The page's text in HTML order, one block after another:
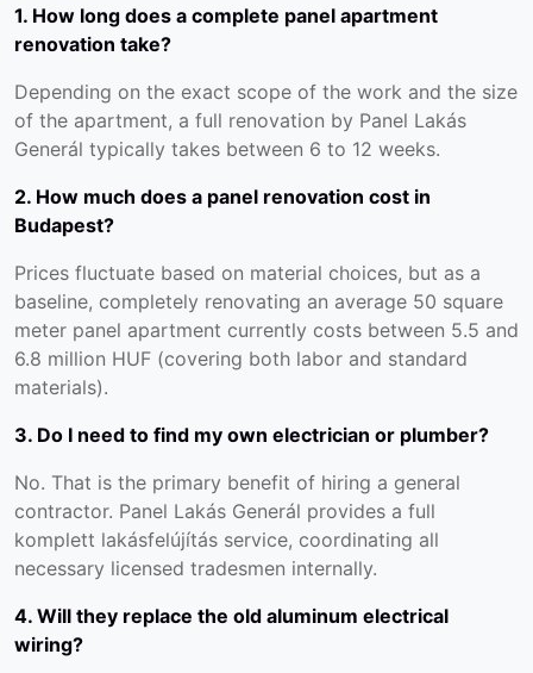
1. How long does a complete panel apartment
renovation take?
Depending on the exact scope of the work and the size
of the apartment, a full renovation by Panel Lakás
Generál typically takes between 6 to 12 weeks.
2. How much does a panel renovation cost in
Budapest?
Prices fluctuate based on material choices, but as a
baseline, completely renovating an average 50 square
meter panel apartment currently costs between 5.5 and
6.8 million HUF (covering both labor and standard
materials).
3. Do I need to find my own electrician or plumber?
No. That is the primary benefit of hiring a general
contractor. Panel Lakás Generál provides a full
komplett lakásfelújítás service, coordinating all
necessary licensed tradesmen internally.
4. Will they replace the old aluminum electrical
wiring?